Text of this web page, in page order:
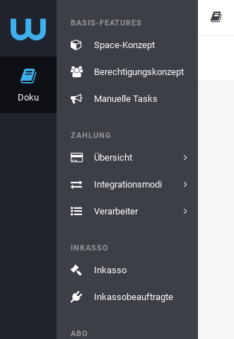
Doku
BASIS-FEATURES
Space-Konzept
Berechtigungskonzept
Manuelle Tasks
ZAHLUNG
Übersicht
Integrationsmodi
Verarbeiter
INKASSO
Inkasso
Inkassobeauftragte
ABO